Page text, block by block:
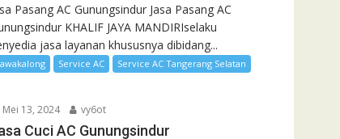
Pasang AC Gunungsindur Jasa Pasang AC
KHALIF JAYA MANDIRIselaku
jasa layanan khususnya dibidang...
Service AC Service AC Tangerang Selatan
Mei 13, 2024 vy6ot
Cuci AC Gunungsindur